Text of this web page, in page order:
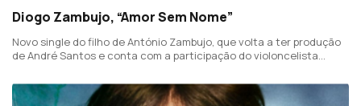
Diogo Zambujo, “Amor Sem Nome”
Novo single do filho de António Zambujo, que volta a ter produção
de André Santos e conta com a participação do violoncelista